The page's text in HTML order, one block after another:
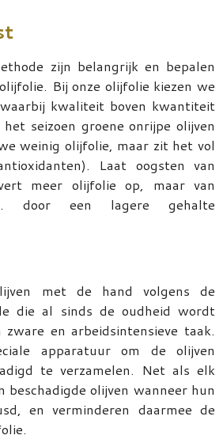
zijn belangrijk en bepalen
Bij onze olijfolie kiezen we
kwaliteit boven kwantiteit
seizoen groene onrijpe olijven
weinig olijfolie, maar zit het vol
Laat oogsten van
meer olijfolie op, maar van
door een lagere gehalte
met de hand volgens de
die al sinds de oudheid wordt
en arbeidsintensieve taak.
apparatuur om de olijven
te verzamelen. Net als elk
olijven wanneer hun
en verminderen daarmee de